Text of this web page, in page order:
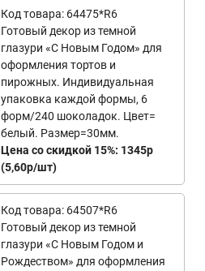
Код товара: 64475*R6
Готовый декор из темной
глазури «С Новым Годом» для
оформления тортов и
пирожных. Индивидуальная
упаковка каждой формы, 6
форм/240 шоколадок. Цвет=
белый. Размер=30мм.
Цена со скидкой 15%: 1345р
(5,60р/шт)
Код товара: 64507*R6
Готовый декор из темной
глазури «С Новым Годом и
Рождеством» для оформления